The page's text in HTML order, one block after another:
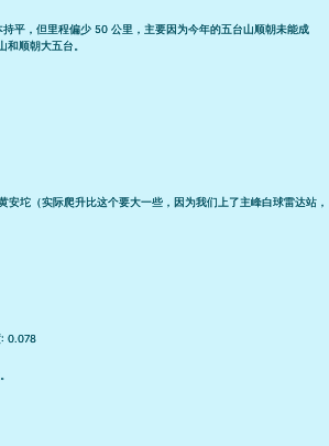
持平，但里程偏少 50 公里，主要因为今年的五台山顺朝未能成
和顺朝大五台。
安坨 （实际爬升比这个要大一些，因为我们上了主峰白球雷达站，
0.078